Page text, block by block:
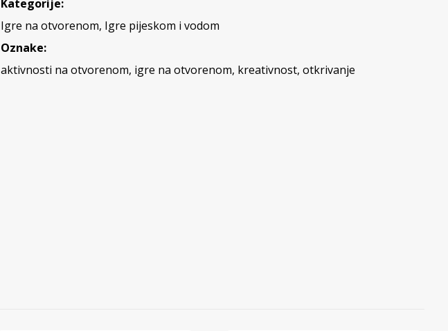
Kategorije:
Igre na otvorenom, Igre pijeskom i vodom
Oznake:
aktivnosti na otvorenom, igre na otvorenom, kreativnost, otkrivanje